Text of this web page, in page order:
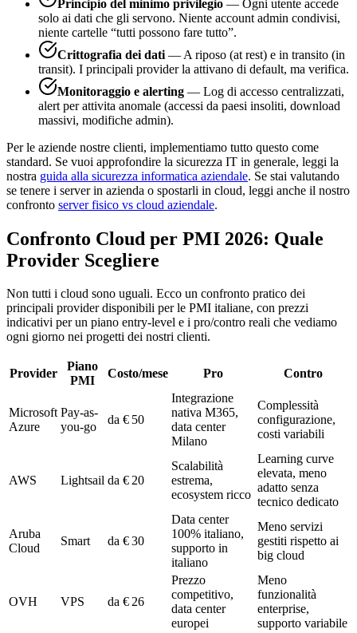
Principio del minimo privilegio — Ogni utente accede
solo ai dati che gli servono. Niente account admin condivisi,
niente cartelle “tutti possono fare tutto”.
Crittografia dei dati — A riposo (at rest) e in transito (in
transit). I principali provider la attivano di default, ma verifica.
Monitoraggio e alerting — Log di accesso centralizzati,
alert per attivita anomale (accessi da paesi insoliti, download
massivi, modifiche admin).
Per le aziende nostre clienti, implementiamo tutto questo come
standard. Se vuoi approfondire la sicurezza IT in generale, leggi la
nostra guida alla sicurezza informatica aziendale. Se stai valutando
se tenere i server in azienda o spostarli in cloud, leggi anche il nostro
confronto server fisico vs cloud aziendale.
Confronto Cloud per PMI 2026: Quale
Provider Scegliere
Non tutti i cloud sono uguali. Ecco un confronto pratico dei
principali provider disponibili per le PMI italiane, con prezzi
indicativi per un piano entry-level e i pro/contro reali che vediamo
ogni giorno nei progetti dei nostri clienti.
Provider
Piano
PMI
Costo/mese Pro Contro
Microsoft
Azure
Pay-as-
you-go
da € 50
Integrazione
nativa M365,
data center
Milano
Complessità
configurazione,
costi variabili
AWS Lightsail da € 20
Scalabilità
estrema,
ecosystem ricco
Learning curve
elevata, meno
adatto senza
tecnico dedicato
Aruba
Cloud
Smart da € 30
Data center
100% italiano,
supporto in
italiano
Meno servizi
gestiti rispetto ai
big cloud
OVH VPS da € 26
Prezzo
competitivo,
data center
europei
Meno
funzionalità
enterprise,
supporto variabile